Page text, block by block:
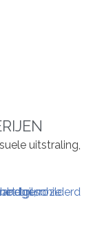
uitstraling,